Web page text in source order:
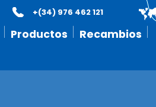
Productos Recambios
+(34) 976 462 121